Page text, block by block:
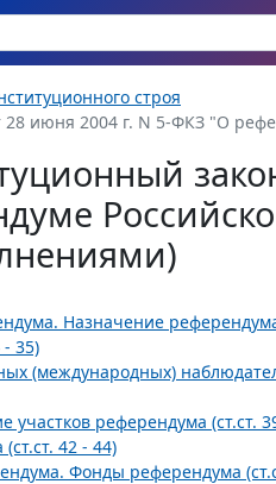
строя
июня 2004 г. N 5-ФКЗ "О
Назначение референдума
35)
(международных)
референдума (ст.ст.
42 - 44)
Фонды референдума